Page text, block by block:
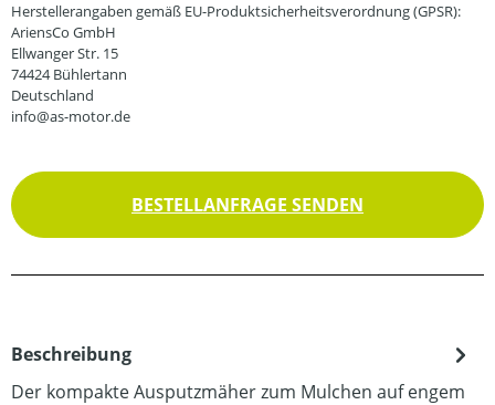
Herstellerangaben gemäß EU-Produktsicherheitsverordnung (GPSR):
AriensCo GmbH
Ellwanger Str. 15
74424 Bühlertann
Deutschland
info@as-motor.de
BESTELLANFRAGE SENDEN
Beschreibung
Der kompakte Ausputzmäher zum Mulchen auf engem